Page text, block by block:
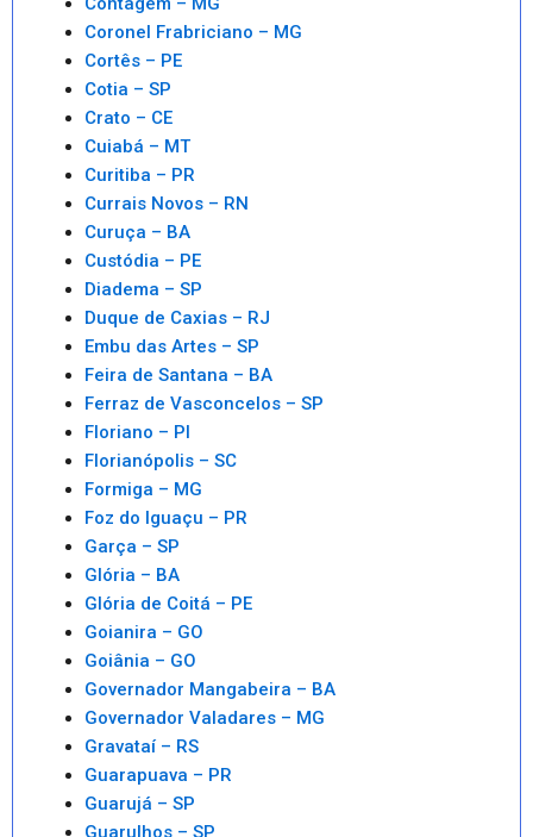
Coronel Frabriciano – MG
Cortês – PE
Cotia – SP
Crato – CE
Cuiabá – MT
Curitiba – PR
Currais Novos – RN
Curuça – BA
Custódia – PE
Diadema – SP
Duque de Caxias – RJ
Embu das Artes – SP
Feira de Santana – BA
Ferraz de Vasconcelos – SP
Floriano – PI
Florianópolis – SC
Formiga – MG
Foz do Iguaçu – PR
Garça – SP
Glória – BA
Glória de Coitá – PE
Goianira – GO
Goiânia – GO
Governador Mangabeira – BA
Governador Valadares – MG
Gravataí – RS
Guarapuava – PR
Guarujá – SP
Guarulhos – SP